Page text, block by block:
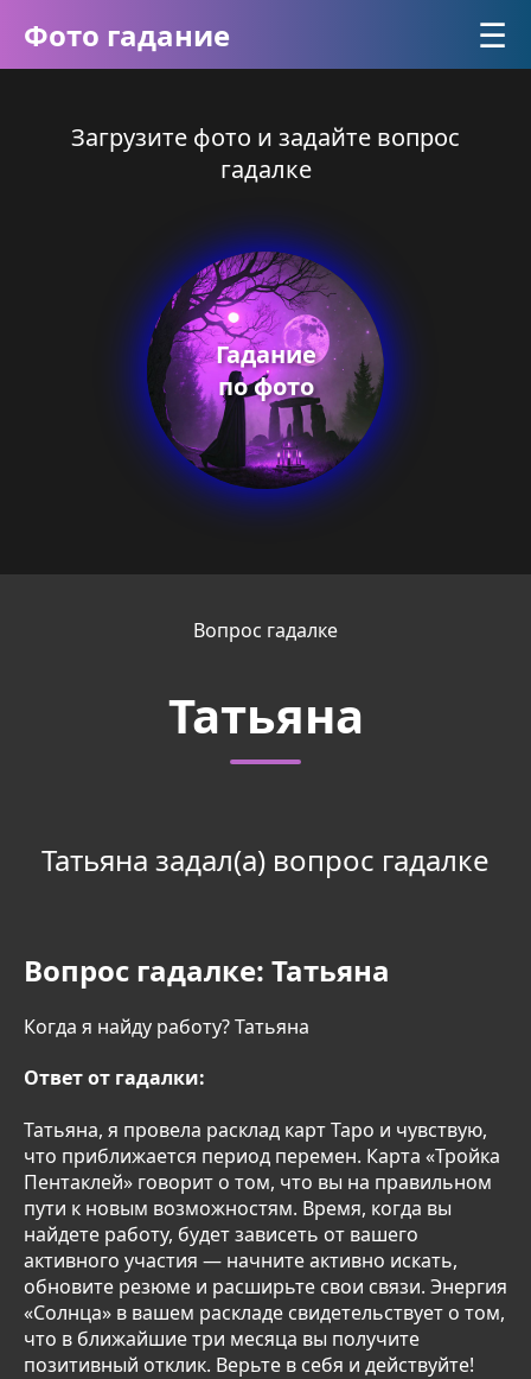
Фото гадание ☰
Загрузите фото и задайте вопрос
гадалке
Гадание
по фото
Вопрос гадалке
Татьяна
Татьяна задал(а) вопрос гадалке
Вопрос гадалке: Татьяна
Когда я найду работу? Татьяна
Ответ от гадалки:
Татьяна, я провела расклад карт Таро и чувствую,
что приближается период перемен. Карта «Тройка
Пентаклей» говорит о том, что вы на правильном
пути к новым возможностям. Время, когда вы
найдете работу, будет зависеть от вашего
активного участия — начните активно искать,
обновите резюме и расширьте свои связи. Энергия
«Солнца» в вашем раскладе свидетельствует о том,
что в ближайшие три месяца вы получите
позитивный отклик. Верьте в себя и действуйте!